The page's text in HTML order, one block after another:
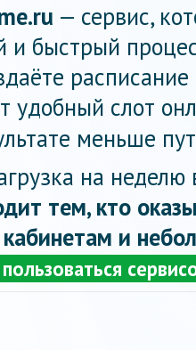
— сервис,
и быстрый
удобный слот
меньше
на неделю
тем, кто
кабинетам и